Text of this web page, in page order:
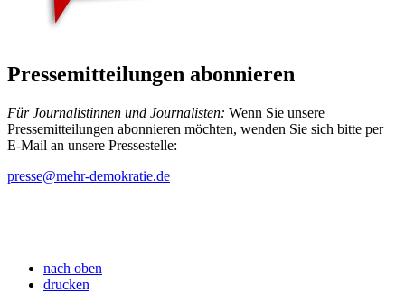
Pressemitteilungen abonnieren
Für Journalistinnen und Journalisten: Wenn Sie unsere
Pressemitteilungen abonnieren möchten, wenden Sie sich bitte per
E-Mail an unsere Pressestelle:
presse@mehr-demokratie.de
nach oben
drucken